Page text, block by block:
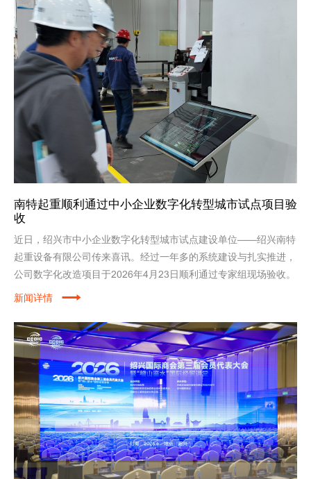
南特起重顺利通过中小企业数字化转型城市试点项目验
收
近日，绍兴市中小企业数字化转型城市试点建设单位——绍兴南特
起重设备有限公司传来喜讯。经过一年多的系统建设与扎实推进，
公司数字化改造项目于2026年4月23日顺利通过专家组现场验收。
新闻详情